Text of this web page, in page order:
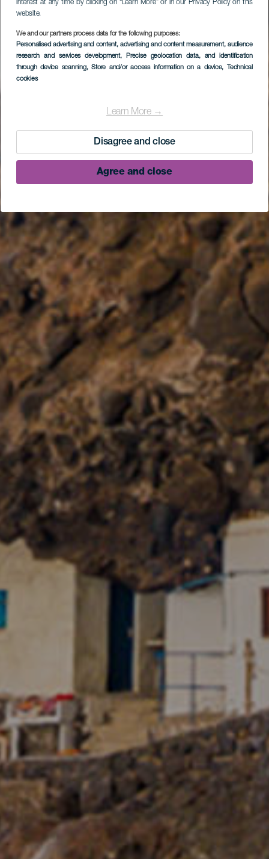
interest at any time by clicking on “Learn More” or in our Privacy Policy on this
website.
We and our partners process data for the following purposes:
Personalised advertising and content, advertising and content measurement, audience
research and services development, Precise geolocation data, and identification
through device scanning, Store and/or access information on a device, Technical
cookies
Learn More →
Disagree and close
Agree and close